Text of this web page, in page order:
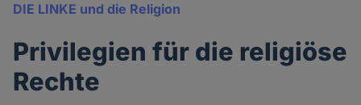
DIE LINKE und die Religion
Privilegien für die religiöse
Rechte